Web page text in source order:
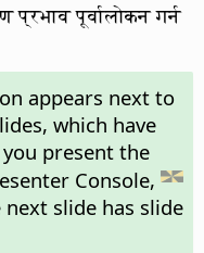
पूर्वालोकन गर्न
appears next to
which have
present the
Console,
slide has slide